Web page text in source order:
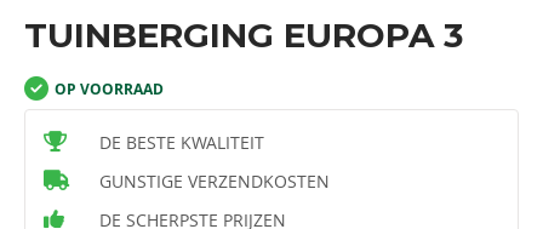
TUINBERGING EUROPA 3
OP VOORRAAD
DE BESTE KWALITEIT
GUNSTIGE VERZENDKOSTEN
DE SCHERPSTE PRIJZEN